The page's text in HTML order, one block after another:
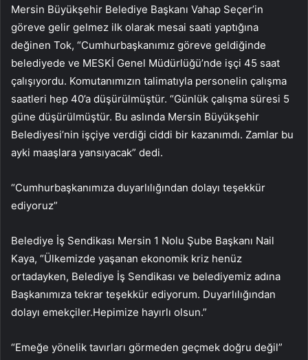
Mersin Büyükşehir Belediye Başkanı Vahap Seçer’in
göreve gelir gelmez ilk olarak mesai saati yaptığına
değinen Tok, “Cumhurbaşkanımız göreve geldiğinde
belediyede ve MESKİ Genel Müdürlüğü’nde işçi 45 saat
çalışıyordu. Komutanımızın talimatıyla personelin çalışma
saatleri hep 40’a düşürülmüştür. “Günlük çalışma süresi 5
güne düşürülmüştür. Bu aslında Mersin Büyükşehir
Belediyesi’nin işçiye verdiği ciddi bir kazanımdı. Zamlar bu
ayki maaşlara yansıyacak” dedi.
“Cumhurbaşkanımıza duyarlılığından dolayı teşekkür
ediyoruz”
Belediye İş Sendikası Mersin 1 Nolu Şube Başkanı Nail
Kaya, “Ülkemizde yaşanan ekonomik kriz henüz
ortadayken, Belediye İş Sendikası ve belediyemiz adına
Başkanımıza tekrar teşekkür ediyorum. Duyarlılığından
dolayı emekçiler.Hepimize hayırlı olsun.”
“Emeğe yönelik tavırları görmeden geçmek doğru değil”